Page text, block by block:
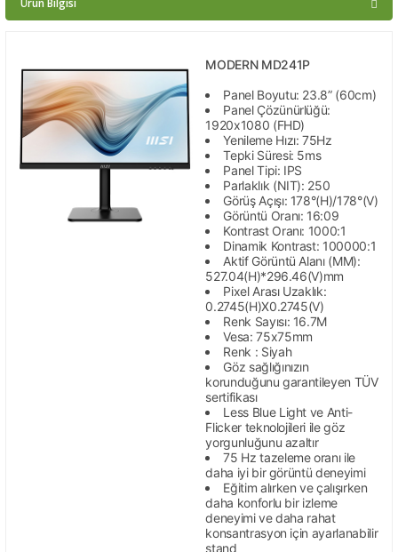
MODERN MD241P
Panel Boyutu: 23.8” (60cm)
Panel Çözünürlüğü:
1920x1080 (FHD)
Yenileme Hızı: 75Hz
Tepki Süresi: 5ms
Panel Tipi: IPS
Parlaklık (NIT): 250
Görüş Açışı: 178°(H)/178°(V)
Görüntü Oranı: 16:09
Kontrast Oranı: 1000:1
Dinamik Kontrast: 100000:1
Aktif Görüntü Alanı (MM):
527.04(H)*296.46(V)mm
Pixel Arası Uzaklık:
0.2745(H)X0.2745(V)
Renk Sayısı: 16.7M
Vesa: 75x75mm
Renk : Siyah
Göz sağlığınızın
korunduğunu garantileyen TÜV
sertifikası
Less Blue Light ve Anti-
Flicker teknolojileri ile göz
yorgunluğunu azaltır
75 Hz tazeleme oranı ile
daha iyi bir görüntü deneyimi
Eğitim alırken ve çalışırken
daha konforlu bir izleme
deneyimi ve daha rahat
konsantrasyon için ayarlanabilir
stand